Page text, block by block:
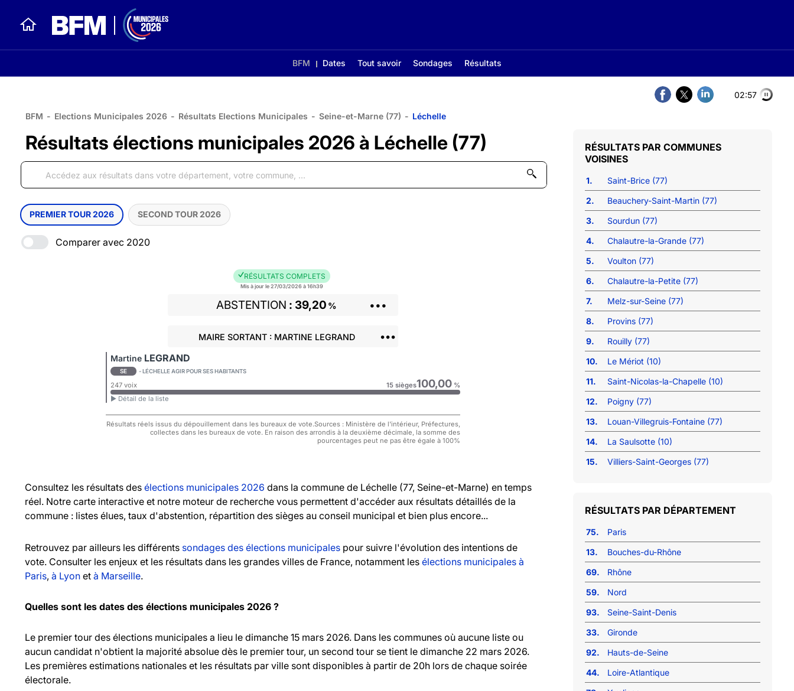
BFM Dates Tout savoir Sondages Résultats
02:56
BFM - Elections Municipales 2026 - Résultats Elections Municipales - Seine-et-Marne (77) - Léchelle
Résultats élections municipales 2026 à Léchelle (77)
PREMIER TOUR 2026 SECOND TOUR 2026
Comparer avec 2020
RÉSULTATS COMPLETS
Mis à jour le 27/03/2026 à 16h39
ABSTENTION 39,20 % •••
MAIRE SORTANT : MARTINE LEGRAND •••
Martine LEGRAND
SE - LÉCHELLE AGIR POUR SES HABITANTS
247 voix 15 sièges100,00 %
► Détail de la liste
Résultats réels issus du dépouillement dans les bureaux de vote.Sources : Ministère de l'intérieur, Préfectures,
collectes dans les bureaux de vote. En raison des arrondis à la deuxième décimale, la somme des
pourcentages peut ne pas être égale à 100%
Consultez les résultats des élections municipales 2026 dans la commune de Léchelle (77, Seine-et-Marne) en temps
réel. Notre carte interactive et notre moteur de recherche vous permettent d'accéder aux résultats détaillés de la
commune : listes élues, taux d'abstention, répartition des sièges au conseil municipal et bien plus encore...
Retrouvez par ailleurs les différents sondages des élections municipales pour suivre l'évolution des intentions de
vote. Consulter les enjeux et les résultats dans les grandes villes de France, notamment les élections municipales à
Paris, à Lyon et à Marseille.
Quelles sont les dates des élections municipales 2026 ?
Le premier tour des élections municipales a lieu le dimanche 15 mars 2026. Dans les communes où aucune liste ou
aucun candidat n'obtient la majorité absolue dès le premier tour, un second tour se tient le dimanche 22 mars 2026.
Les premières estimations nationales et les résultats par ville sont disponibles à partir de 20h lors de chaque soirée
électorale.
COMMUNES
VOISINES
1.
Saint-Brice (77)
2.
Beauchery-Saint-Martin (77)
3.
Sourdun (77)
4.
Chalautre-la-Grande (77)
5.
Voulton (77)
6.
Chalautre-la-Petite (77)
7.
Melz-sur-Seine (77)
8.
Provins (77)
9.
Rouilly (77)
10.
Le Mériot (10)
11.
Saint-Nicolas-la-Chapelle (10)
12.
Poigny (77)
13.
Louan-Villegruis-Fontaine (77)
14.
La Saulsotte (10)
15.
Villiers-Saint-Georges (77)
RÉSULTATS PAR DÉPARTEMENT
75.
Paris
13.
Bouches-du-Rhône
69.
Rhône
59.
Nord
93.
Seine-Saint-Denis
33.
Gironde
92.
Hauts-de-Seine
44.
Loire-Atlantique